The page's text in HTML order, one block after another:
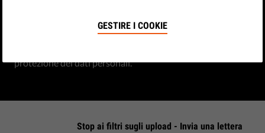
I filtri di caricamento obbligatori un pericolo per la libertà
protezione dei dati personali.
Stop ai filtri sugli upload - Invia una lettera
GESTIRE I COOKIE